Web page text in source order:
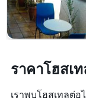
พัก
คืน
นี้
ซึ่ง
3
วัน
ผ่าน
แผนภูมิ
มี
แกน
แกน
ดง
ราคาโฮสเ
เราพบโฮสเทลต่